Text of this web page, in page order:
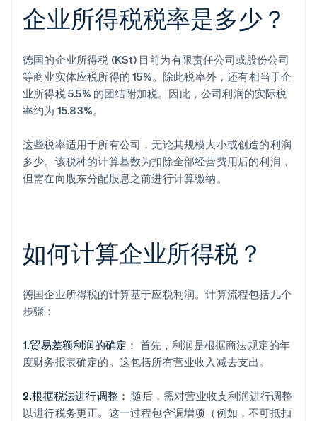
企业所得税税率是多少？
德国的企业所得税 (KSt) 目前为有限责任公司或股份公司
等商业实体应税所得的 15%。除此税率外，还有相当于企
业所得税 5.5% 的团结附加税。因此，公司利润的实际税
率约为 15.83%。
这些税率适用于所有公司，无论其规模大小或创造的利润
多少。该税种的计算基数为扣除全部经营费用后的利润，
但需在向股东分配股息之前进行计算缴纳。
如何计算企业所得税？
德国企业所得税的计算基于应税利润。计算流程包括几个
步骤：
1.贸易差额利润的确定： 首先，利润是根据商法规定的年
度财务报表确定的。这包括所有营业收入减去支出。
2.根据税法进行调整： 随后，需对营业收支利润进行调整
以进行税务更正。这一过程包含调增项（例如，不可抵扣